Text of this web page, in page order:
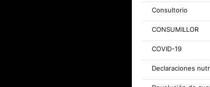
Consultorio
CONSUMILLOR
COVID-19
Declaraciones